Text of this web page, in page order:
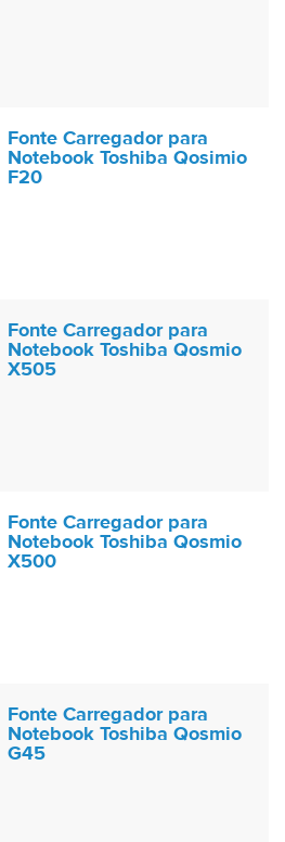
Fonte Carregador para
Notebook Toshiba Qosimio
F20
Fonte Carregador para
Notebook Toshiba Qosmio
X505
Fonte Carregador para
Notebook Toshiba Qosmio
X500
Fonte Carregador para
Notebook Toshiba Qosmio
G45